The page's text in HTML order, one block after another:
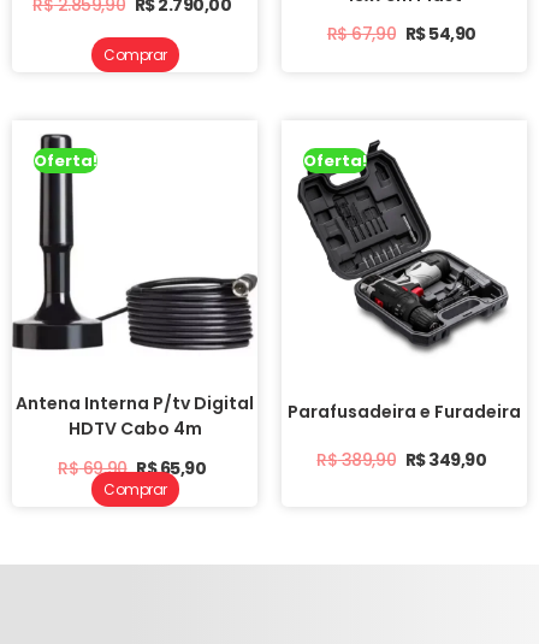
R$67,90 R$54,90
Comprar
Oferta!
Antena Interna P/tv Digital
HDTV Cabo 4m
R$69,90 R$65,90
Oferta!
Parafusadeira e Furadeira
R$389,90 R$349,90
Comprar